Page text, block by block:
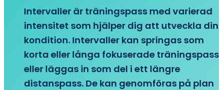
Intervaller är träningspass med varierad
intensitet som hjälper dig att utveckla din
kondition. Intervaller kan springas som
korta eller långa fokuserade träningspass
eller läggas in som del i ett längre
distanspass. De kan genomföras på plan